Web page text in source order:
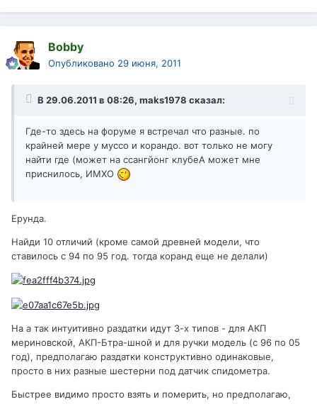
Bobby
Опубликовано 29 июня, 2011
В 29.06.2011 в 08:26, maks1978 сказал:
Где-то здесь на форуме я встречал что разные. по
крайней мере у муссо и корандо. вот только не могу
найти где (может на ссангйонг клубеА может мне
приснилось, ИМХО
Ерунда.
Найди 10 отличий (кроме самой древней модели, что
ставилось с 94 по 95 год. тогда коранд еще не делали)
На а так интуитивно раздатки идут 3-х типов - для АКП
мериновской, АКП-Бтра-шной и для ручки модель (с 96 по 05
год), предполагаю раздатки конструктивно одинаковые,
просто в них разные шестерни под датчик спидометра.
Быстрее видимо просто взять и померить, но предполагаю,